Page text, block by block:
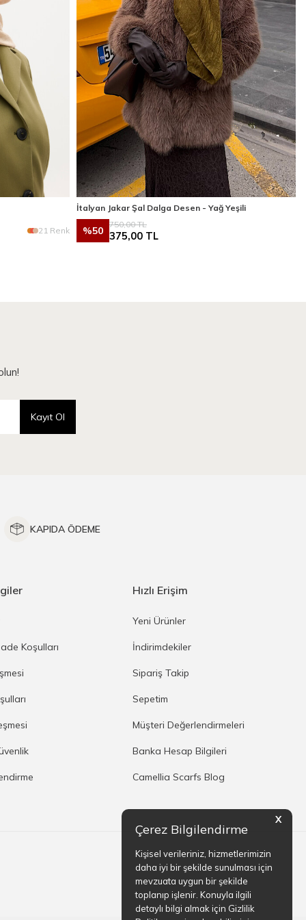
X
Çerez Bilgilendirme
Kişisel verileriniz, hizmetlerimizin
daha iyi bir şekilde sunulması için
mevzuata uygun bir şekilde
toplanıp işlenir. Konuyla ilgili
detaylı bilgi almak için Gizlilik
21 Renk
İtalyan Jakar Şal Dalga Desen - Yağ Yeşili
%50
750,00TL
375,00 TL
Kayıt Ol
KAPIDA ÖDEME
Koşulları
Hızlı Erişim
Yeni Ürünler
İndirimdekiler
Sipariş Takip
Sepetim
Müşteri Değerlendirmeleri
Banka Hesap Bilgileri
Camellia Scarfs Blog